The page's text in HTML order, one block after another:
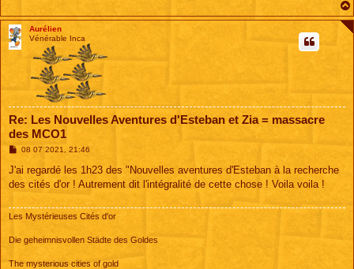
Aurélien
Vénérable Inca
Re: Les Nouvelles Aventures d'Esteban et Zia = massacre
des MCO1
M
s
a
08 07 2021, 21:46
J'ai regardé les 1h23 des "Nouvelles aventures d'Esteban à la recherche
des cités d'or ! Autrement dit l'intégralité de cette chose ! Voila voila !
Les Mystérieuses Cités d'or
Die geheimnisvollen Städte des Goldes
The mysterious cities of gold